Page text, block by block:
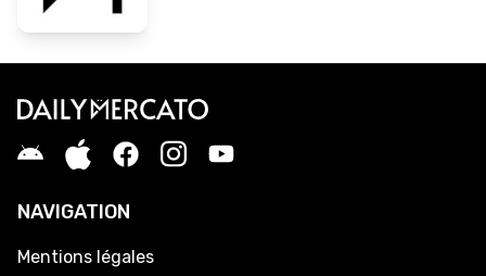
NAVIGATION
Mentions légales